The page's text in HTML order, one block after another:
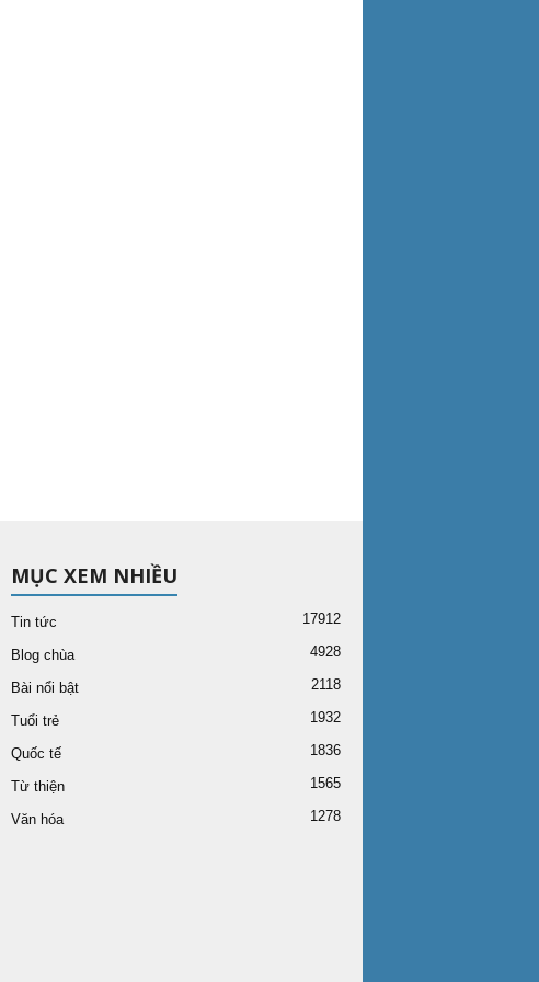
MỤC XEM NHIỀU
Tin tức 17912
Blog chùa 4928
Bài nổi bật 2118
Tuổi trẻ 1932
Quốc tế 1836
Từ thiện 1565
Văn hóa 1278